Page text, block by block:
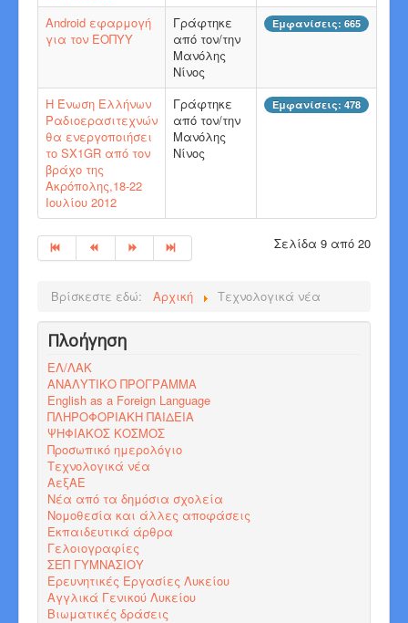
Android εφαρμογή
για τον ΕΟΠΥΥ
Γράφτηκε
από τον/την
Μανόλης
Νίνος
Εμφανίσεις: 665
Η Ένωση Ελλήνων
Ραδιοερασιτεχνών
θα ενεργοποιήσει
το SX1GR από τον
βράχο της
Ακρόπολης,18-22
Ιουλίου 2012
Γράφτηκε
από τον/την
Μανόλης
Νίνος
Εμφανίσεις: 478
Σελίδα 9 από 20
Βρίσκεστε εδώ: Αρχική Τεχνολογικά νέα
Πλοήγηση
ΕΛ/ΛΑΚ
ΑΝΑΛΥΤΙΚΟ ΠΡΟΓΡΑΜΜΑ
English as a Foreign Language
ΠΛΗΡΟΦΟΡΙΑΚΗ ΠΑΙΔΕΙΑ
ΨΗΦΙΑΚΟΣ ΚΟΣΜΟΣ
Προσωπικό ημερολόγιο
Τεχνολογικά νέα
ΑεξΑΕ
Νέα από τα δημόσια σχολεία
Νομοθεσία και άλλες αποφάσεις
Εκπαιδευτικά άρθρα
Γελοιογραφίες
ΣΕΠ ΓΥΜΝΑΣΙΟΥ
Ερευνητικές Εργασίες Λυκείου
Αγγλικά Γενικού Λυκείου
Βιωματικές δράσεις